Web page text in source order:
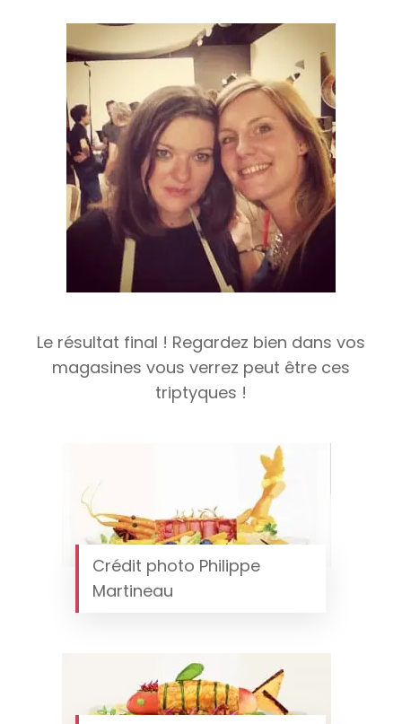
Le résultat final ! Regardez bien dans vos
magasines vous verrez peut être ces
triptyques !
Crédit photo Philippe
Martineau